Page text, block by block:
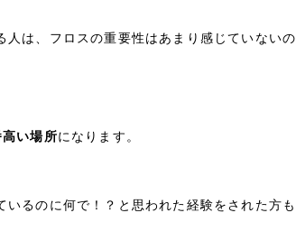
人は、フロスの重要性はあまり感じていないの
い場所になります。
るのに何で！？と思われた経験をされた方も